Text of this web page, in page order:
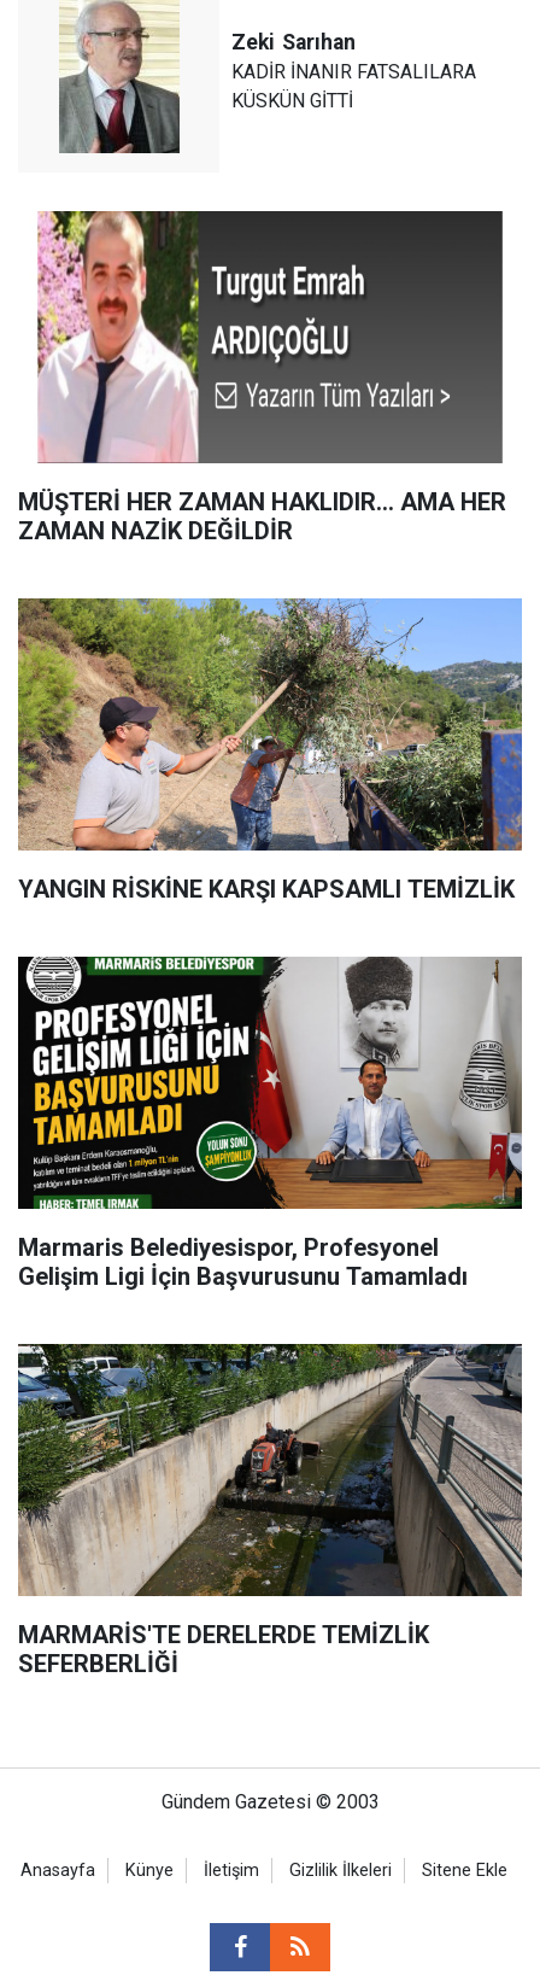
Zeki Sarıhan
KADİR İNANIR FATSALILARA
KÜSKÜN GİTTİ
MÜŞTERİ HER ZAMAN HAKLIDIR… AMA HER
ZAMAN NAZİK DEĞİLDİR
YANGIN RİSKİNE KARŞI KAPSAMLI TEMİZLİK
Marmaris Belediyesispor, Profesyonel
Gelişim Ligi İçin Başvurusunu Tamamladı
MARMARİS'TE DERELERDE TEMİZLİK
SEFERBERLİĞİ
Gündem Gazetesi © 2003
Anasayfa Künye İletişim Gizlilik İlkeleri Sitene Ekle